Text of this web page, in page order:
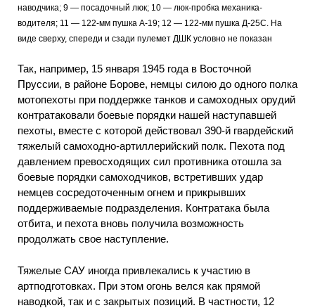
наводчика; 9 — посадочный люк; 10 — люк-пробка механика-
водителя; 11 — 122-мм пушка А-19; 12 — 122-мм пушка Д-25С. На
виде сверху, спереди и сзади пулемет ДШК условно не показан
Так, например, 15 января 1945 года в Восточной
Пруссии, в районе Борове, немцы силою до одного полка
мотопехоты при поддержке танков и самоходных орудий
контратаковали боевые порядки нашей наступавшей
пехоты, вместе с которой действовал 390-й гвардейский
тяжелый самоходно-артиллерийский полк. Пехота под
давлением превосходящих сил противника отошла за
боевые порядки самоходчиков, встретивших удар
немцев сосредоточенным огнем и прикрывших
поддерживаемые подразделения. Контратака была
отбита, и пехота вновь получила возможность
продолжать свое наступление.
Тяжелые САУ иногда привлекались к участию в
артподготовках. При этом огонь велся как прямой
наводкой, так и с закрытых позиций. В частности, 12